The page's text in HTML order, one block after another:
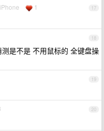
17
1
18
是不是 不用鼠标的 全键盘操
19
20